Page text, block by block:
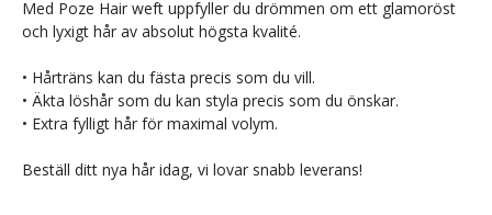
Med Poze Hair weft uppfyller du drömmen om ett glamoröst
och lyxigt hår av absolut högsta kvalité.
• Hårträns kan du fästa precis som du vill.
• Äkta löshår som du kan styla precis som du önskar.
• Extra fylligt hår för maximal volym.
Beställ ditt nya hår idag, vi lovar snabb leverans!